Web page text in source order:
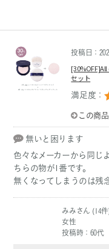
投稿日：
セット
満足度：
この商
無いと困ります
色々なメーカーから同じ
ちらの物が1番です。
無くなってしまうのは残
みみさん (14件
女性
投稿時：60代